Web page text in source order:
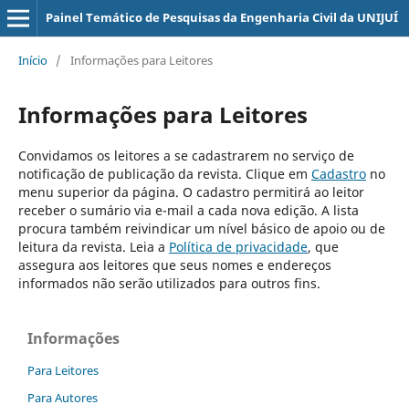
Painel Temático de Pesquisas da Engenharia Civil da UNIJUÍ
Início / Informações para Leitores
Informações para Leitores
Convidamos os leitores a se cadastrarem no serviço de
notificação de publicação da revista. Clique em Cadastrono
menu superior da página. O cadastro permitirá ao leitor
receber o sumário via e-mail a cada nova edição. A lista
procura também reivindicar um nível básico de apoio ou de
leitura da revista. Leia a Política de privacidade, que
assegura aos leitores que seus nomes e endereços
informados não serão utilizados para outros fins.
Informações
Para Leitores
Para Autores